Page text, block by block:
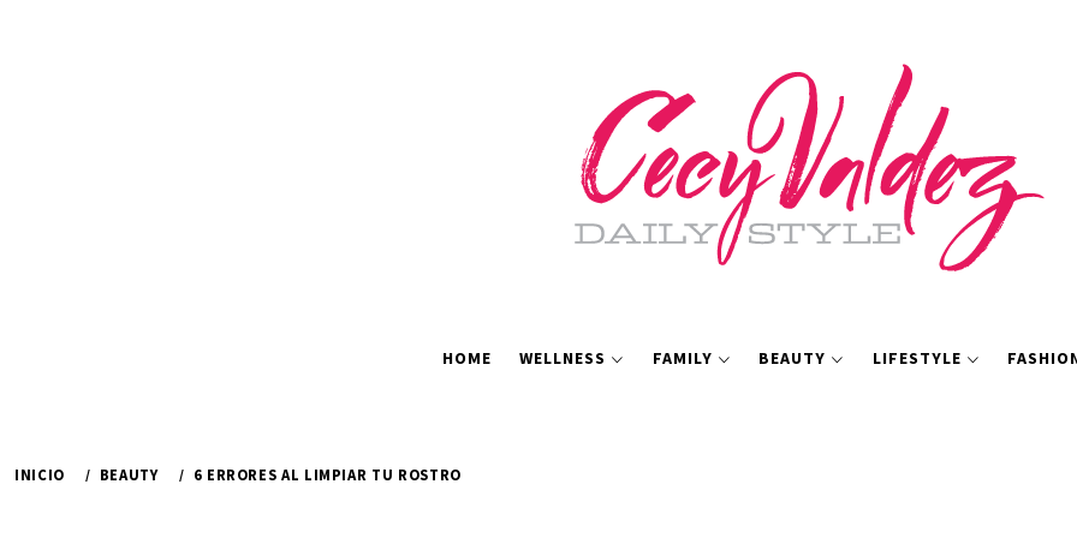
HOME WELLNESS FAMILY BEAUTY LIFESTYLE
INICIO BEAUTY 6 ERRORES AL LIMPIAR TU ROSTRO